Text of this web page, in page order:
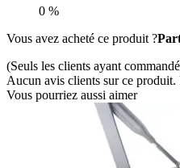
0 %
Vous avez acheté ce produit ?
(Seuls les clients ayant
Aucun avis clients sur ce
Vous pourriez aussi aimer